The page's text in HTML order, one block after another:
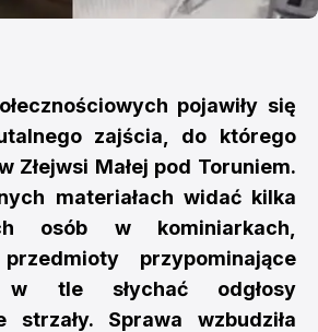
pojawiły się
zajścia, do którego
Złejwsi Małej pod Toruniem.
materiałach widać kilka
osób w kominiarkach,
przypominające
tle słychać odgłosy
strzały. Sprawa wzbudziła